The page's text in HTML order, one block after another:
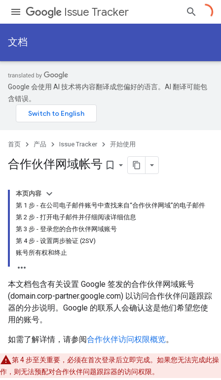
Issue Tracker
文档
Google 会使用 AI 技术将内容翻译成您偏好的语言。AI 翻译可能包
含错误。
首页 产品 Issue Tracker 开始使用
合作伙伴网域帐号 bookmark_border
本页内容
第 1 步 - 在公司电子邮件账号中查找来自“合作伙伴网域”的电子邮件
第 2 步 - 打开电子邮件并仔细阅读详细信息
第 3 步 - 登录您的合作伙伴网域账号
第 4 步 - 设置两步验证 (2SV)
账号所有权和终止
本文档包含有关设置 Google 签发的合作伙伴网域账号
(domain.corp-partner.google.com) 以访问合作伙伴问题跟踪
器的分步说明。Google 的联系人会确认这是他们希望您使
用的账号。
如需了解详情，请参阅合作伙伴访问权限概览。
第 4 步至关重要，必须在首次登录后立即完成。如果您无法完成此操
作，则无法预配对合作伙伴问题跟踪器的访问权限。